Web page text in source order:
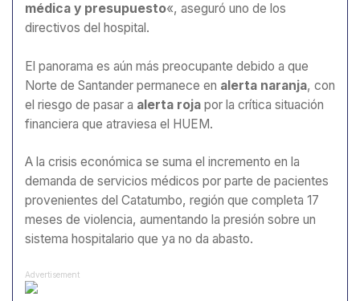
médica y presupuesto«, aseguró uno de los
directivos del hospital.
El panorama es aún más preocupante debido a que
Norte de Santander permanece en alerta naranja, con
el riesgo de pasar a alerta roja por la crítica situación
financiera que atraviesa el HUEM.
A la crisis económica se suma el incremento en la
demanda de servicios médicos por parte de pacientes
provenientes del Catatumbo, región que completa 17
meses de violencia, aumentando la presión sobre un
sistema hospitalario que ya no da abasto.
Advertisement